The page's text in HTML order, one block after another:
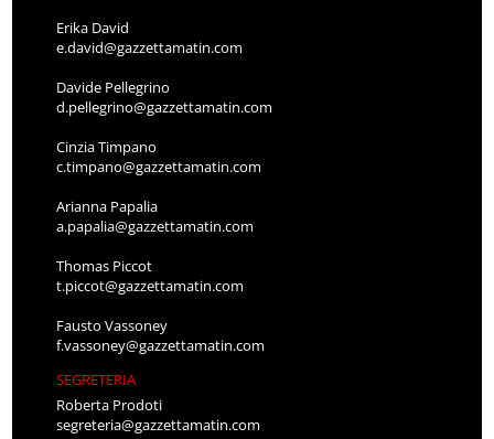
Erika David
e.david@gazzettamatin.com
Davide Pellegrino
d.pellegrino@gazzettamatin.com
Cinzia Timpano
c.timpano@gazzettamatin.com
Arianna Papalia
a.papalia@gazzettamatin.com
Thomas Piccot
t.piccot@gazzettamatin.com
Fausto Vassoney
f.vassoney@gazzettamatin.com
SEGRETERIA
Roberta Prodoti
segreteria@gazzettamatin.com